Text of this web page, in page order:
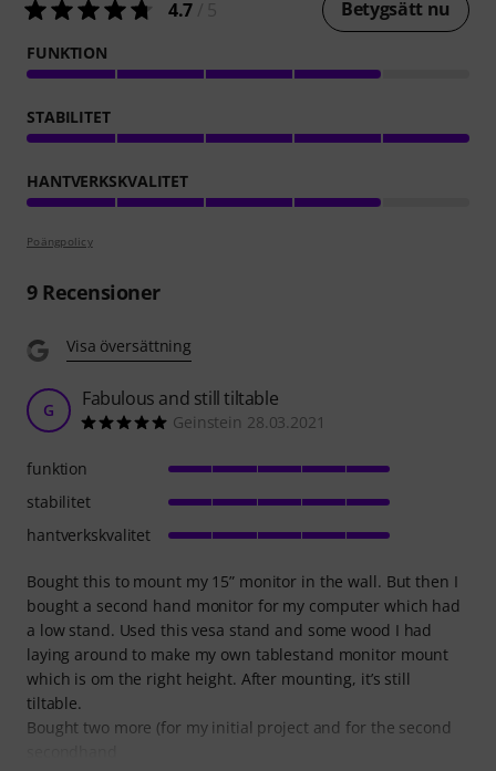
4.7 Betygsätt nu
FUNKTION
STABILITET
HANTVERKSKVALITET
Poängpolicy
9Recensioner
Visa översättning
G Fabulous and still tiltable
Geinstein 28.03.2021
Bought this to mount my 15” monitor in the wall. But then I
bought a second hand monitor for my computer which had
a low stand. Used this vesa stand and some wood I had
laying around to make my own tablestand monitor mount
which is om the right height. After mounting, it’s still
tiltable.
Bought two more (for my initial project and for the second
funktion
stabilitet
hantverkskvalitet